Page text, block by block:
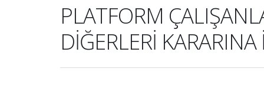
PLATFORM
DİĞERLERİ